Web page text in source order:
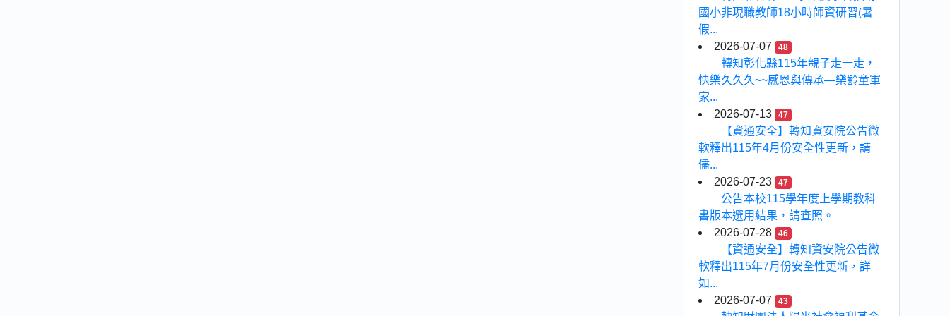
國小非現職教師18小時師資研習(暑
假...
2026-07-07
48
轉知彰化縣115年親子走一走，
快樂久久久~~感恩與傳承—樂齡童軍
家...
2026-07-13
47
【資通安全】轉知資安院公告微
軟釋出115年4月份安全性更新，請
儘...
2026-07-23
47
公告本校115學年度上學期教科
書版本選用結果，請查照。
2026-07-28
46
【資通安全】轉知資安院公告微
軟釋出115年7月份安全性更新，詳
如...
2026-07-07
43